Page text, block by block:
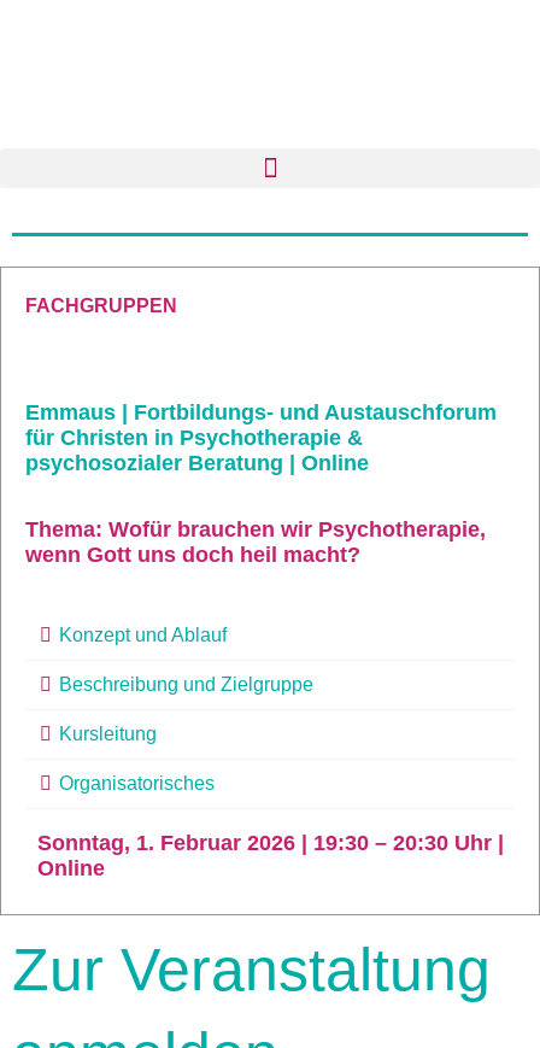
FACHGRUPPEN
Emmaus | Fortbildungs- und Austauschforum
für Christen in Psychotherapie &
psychosozialer Beratung | Online
Thema: Wofür brauchen wir Psychotherapie,
wenn Gott uns doch heil macht?
Konzept und Ablauf
Beschreibung und Zielgruppe
Kursleitung
Organisatorisches
Sonntag, 1. Februar 2026 | 19:30 – 20:30 Uhr |
Online
Zur Veranstaltung